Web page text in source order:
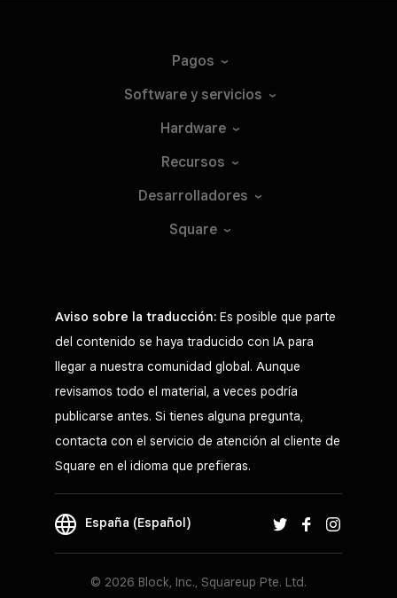
Pagos
Software y servicios
Hardware
Recursos
Desarrolladores
Square
Aviso sobre la traducción: Es posible que parte
del contenido se haya traducido con IA para
llegar a nuestra comunidad global. Aunque
revisamos todo el material, a veces podría
publicarse antes. Si tienes alguna pregunta,
contacta con el servicio de atención al cliente de
Square en el idioma que prefieras.
España (Español)
© 2026 Block, Inc., Squareup Pte. Ltd.